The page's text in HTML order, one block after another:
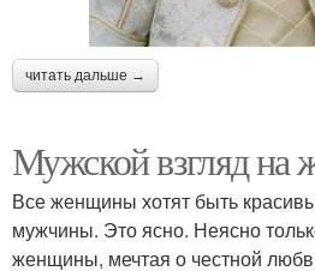
читать дальше →
Мужской взгляд на
Все женщины хотят быть
мужчины. Это ясно. Неясно
женщины, мечтая о честной